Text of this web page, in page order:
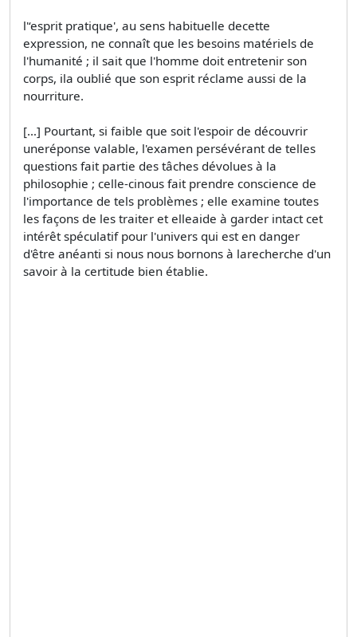
l'‘esprit pratique', au sens habituelle decette
expression, ne connaît que les besoins matériels de
l'humanité ; il sait que l'homme doit entretenir son
corps, ila oublié que son esprit réclame aussi de la
nourriture.
[…] Pourtant, si faible que soit l'espoir de découvrir
uneréponse valable, l'examen persévérant de telles
questions fait partie des tâches dévolues à la
philosophie ; celle-cinous fait prendre conscience de
l'importance de tels problèmes ; elle examine toutes
les façons de les traiter et elleaide à garder intact cet
intérêt spéculatif pour l'univers qui est en danger
d'être anéanti si nous nous bornons à larecherche d'un
savoir à la certitude bien établie.